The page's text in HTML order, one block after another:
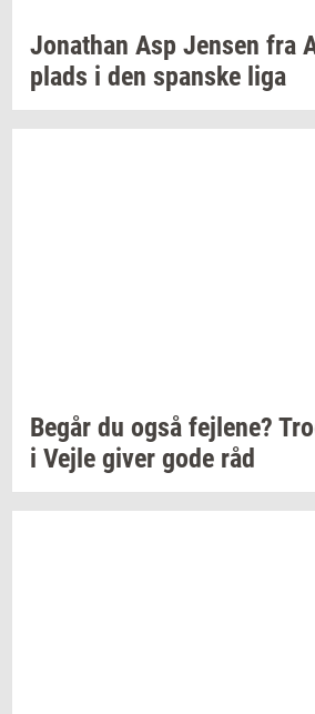
Jo­nat­han Asp Jen­sen fra
plads i den span­ske liga
Begår du også fejl­e­ne?
i Vejle giver gode råd